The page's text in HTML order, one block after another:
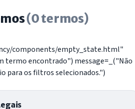
(0 termos)
components/empty_state.html"
encontrado") message=_("Não
para os filtros selecionados.")